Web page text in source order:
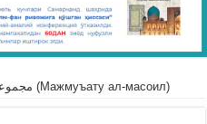
مجموعة المسائل (Мажмуъату ал-масоил)